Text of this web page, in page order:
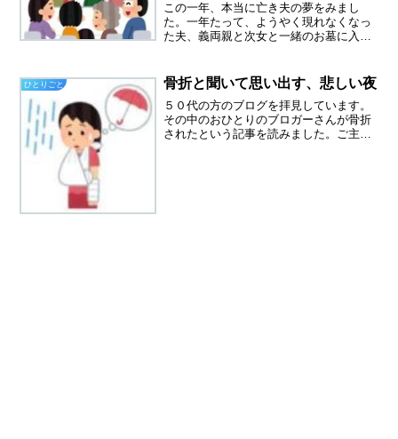
この一年、本当に亡き夫の夢をみまし
た。一年たって、ようやく現れなくなっ
た夫、義両親と次女と一緒のお墓に入
ました。妹も兄嫁も出てきた、そしてす
でに亡くなっている叔父叔母も...
ひとりごと 骨折と聞いて思い出す、悲しい夜
５０代の方のブログを拝見しています。
その中のおひとりのブロガーさんが骨折
されたという記事を読みました。ご主人